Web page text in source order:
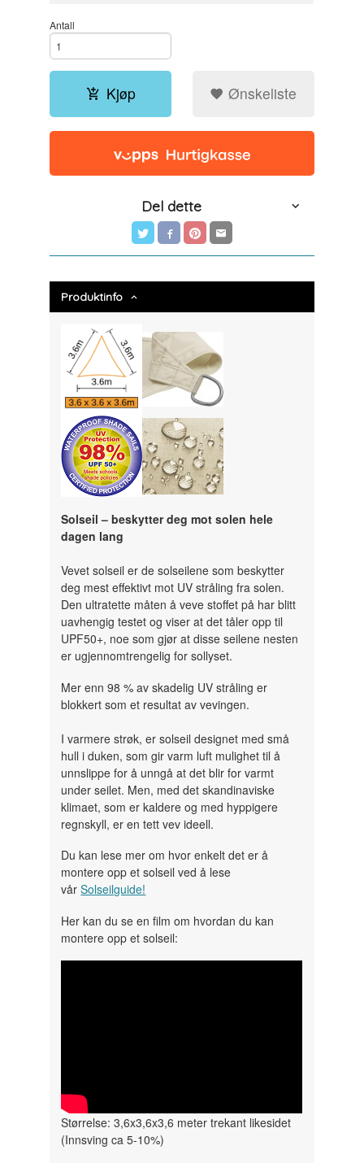
Antall
Kjøp Ønskeliste
Del dette
Produktinfo
Solseil – beskytter deg mot solen hele
dagen lang
Vevet solseil er de solseilene som beskytter
deg mest effektivt mot UV stråling fra solen.
Den ultratette måten å veve stoffet på har blitt
uavhengig testet og viser at det tåler opp til
UPF50+, noe som gjør at disse seilene nesten
er ugjennomtrengelig for sollyset.
Mer enn 98 % av skadelig UV stråling er
blokkert som et resultat av vevingen.
I varmere strøk, er solseil designet med små
hull i duken, som gir varm luft mulighet til å
unnslippe for å unngå at det blir for varmt
under seilet. Men, med det skandinaviske
klimaet, som er kaldere og med hyppigere
regnskyll, er en tett vev ideell.
Du kan lese mer om hvor enkelt det er å
montere opp et solseil ved å lese
vårSolseilguide!
Her kan du se en film om hvordan du kan
montere opp et solseil:
" width="300" height="150">
Størrelse: 3,6x3,6x3,6 meter trekant likesidet
(Innsving ca 5-10%)